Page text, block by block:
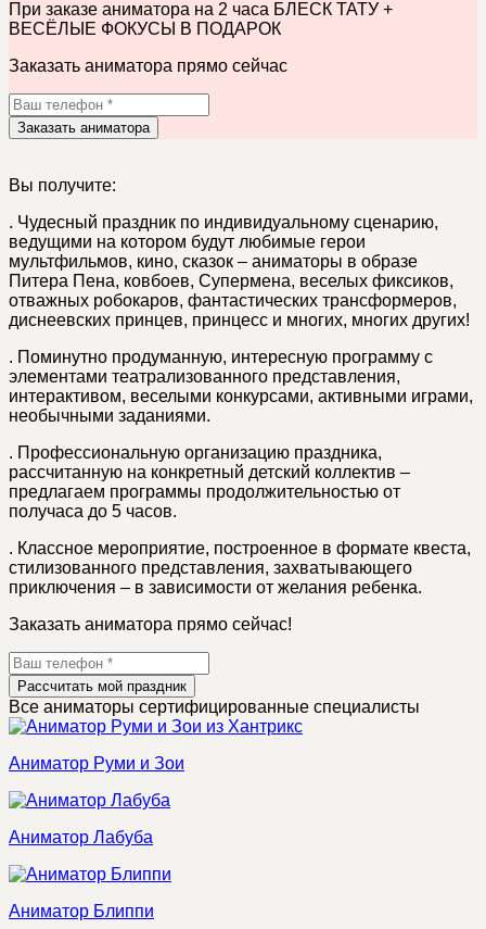
При заказе аниматора на 2 часа БЛЕСК ТАТУ +
ВЕСЁЛЫЕ ФОКУСЫ В ПОДАРОК
Заказать аниматора прямо сейчас
Заказать аниматора
Вы получите:
. Чудесный праздник по индивидуальному сценарию,
ведущими на котором будут любимые герои
мультфильмов, кино, сказок – аниматоры в образе
Питера Пена, ковбоев, Супермена, веселых фиксиков,
отважных робокаров, фантастических трансформеров,
диснеевских принцев, принцесс и многих, многих других!
. Поминутно продуманную, интересную программу с
элементами театрализованного представления,
интерактивом, веселыми конкурсами, активными играми,
необычными заданиями.
. Профессиональную организацию праздника,
рассчитанную на конкретный детский коллектив –
предлагаем программы продолжительностью от
получаса до 5 часов.
. Классное мероприятие, построенное в формате квеста,
стилизованного представления, захватывающего
приключения – в зависимости от желания ребенка.
Заказать аниматора прямо сейчас!
Рассчитать мой праздник
Все аниматоры сертифицированные специалисты
Аниматор Руми и Зои
Аниматор Лабуба
Аниматор Блиппи